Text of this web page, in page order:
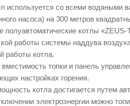
используется со всеми водяными
насоса) на 300 метров
полуавтоматические котлы
работы системы наддува
работы котла.
топки и панель
настройках горения.
котла достигается путем
электроэнергии можно